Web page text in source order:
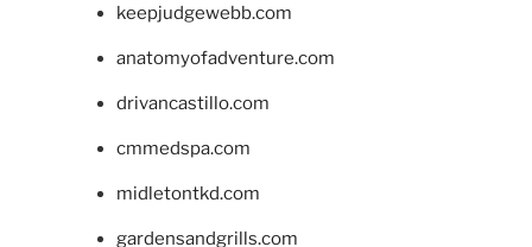
keepjudgewebb.com
anatomyofadventure.com
drivancastillo.com
cmmedspa.com
midletontkd.com
gardensandgrills.com